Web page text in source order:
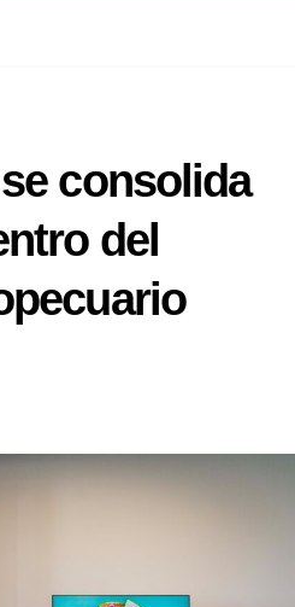
consolida
del